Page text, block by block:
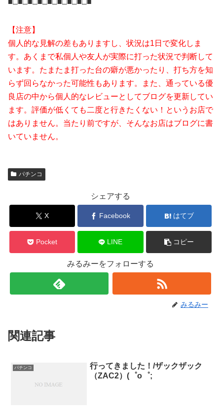
【注意】
個人的な見解の差もありますし、状況は1日で変化しま
す。 あくまで私個人や友人が実際に打った状況で判断して
います。 たまたま打った台の癖が悪かったり、打ち方を知
らず回らなかった可能性もあります。
また、通っている優
良店の中から個人的なレビューとしてブログを更新してい
ます。 評価が低くても二度と行きたくない！というお店で
はありません。 当たり前ですが、そんなお店はブログに書
いていません。
パチンコ
シェアする
X Facebook はてブ
Pocket LINE コピー
みるみーをフォローする
みるみー
関連記事
パチンコ
行ってきました！/ザックザック
（ZAC2）(゜o゜;